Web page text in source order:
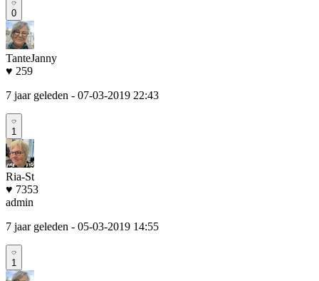
0
TanteJanny
♥ 259
7 jaar geleden - 07-03-2019 22:43
1
Ria-St
♥ 7353
admin
7 jaar geleden - 05-03-2019 14:55
1